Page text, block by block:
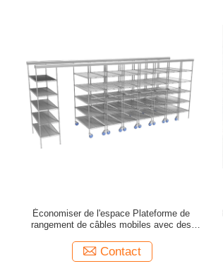
Économiser de l'espace Plateforme de
rangement de câbles mobiles avec des
pouces pour les petites pièces
Contact